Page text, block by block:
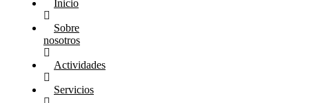
Inicio
Sobre
nosotros
Actividades
Servicios